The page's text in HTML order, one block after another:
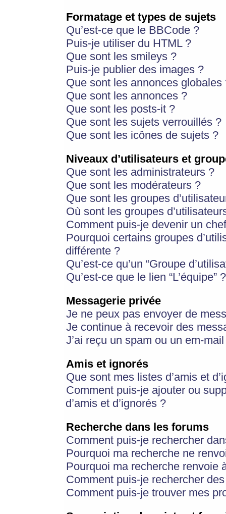
Formatage et types de sujets
Qu’est-ce que le BBCode ?
Puis-je utiliser du HTML ?
Que sont les smileys ?
Puis-je publier des images ?
Que sont les annonces globales
Que sont les annonces ?
Que sont les posts-it ?
Que sont les sujets verrouillés ?
Que sont les icônes de sujets ?
Niveaux d’utilisateurs et
Que sont les administrateurs ?
Que sont les modérateurs ?
Que sont les groupes
Où sont les groupes
Comment puis-je devenir un
Pourquoi certains groupes
différente ?
Qu’est-ce qu’un “Groupe
Qu’est-ce que le lien “L’équipe” ?
Messagerie privée
Je ne peux pas envoyer de
Je continue à recevoir des
J’ai reçu un spam ou un em-
Amis et ignorés
Que sont mes listes d’amis et
Comment puis-je ajouter ou
d’amis et d’ignorés ?
Recherche dans les forums
Comment puis-je rechercher
Pourquoi ma recherche ne
Pourquoi ma recherche renvoie
Comment puis-je rechercher
Comment puis-je trouver mes